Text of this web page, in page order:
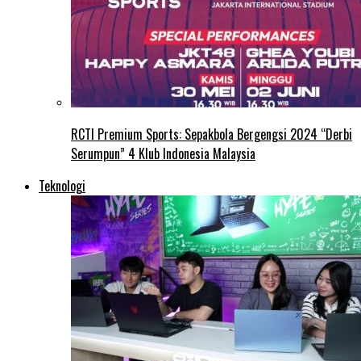
RCTI Premium Sports: Sepakbola Bergengsi 2024 “Derbi
Serumpun” 4 Klub Indonesia Malaysia
Teknologi